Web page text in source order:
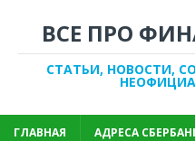
ВСЕ ПРО
СТАТЬИ, НОВОСТИ,
ГЛАВНАЯ АДРЕСА